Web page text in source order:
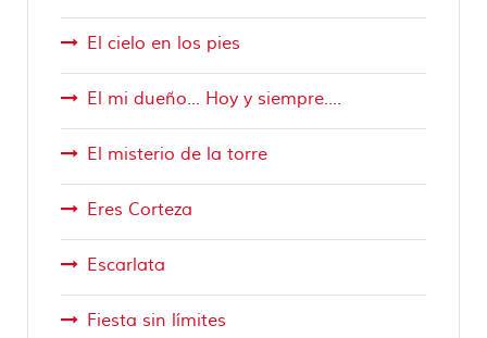
El cielo en los pies
El mi dueño... Hoy y siempre....
El misterio de la torre
Eres Corteza
Escarlata
Fiesta sin límites